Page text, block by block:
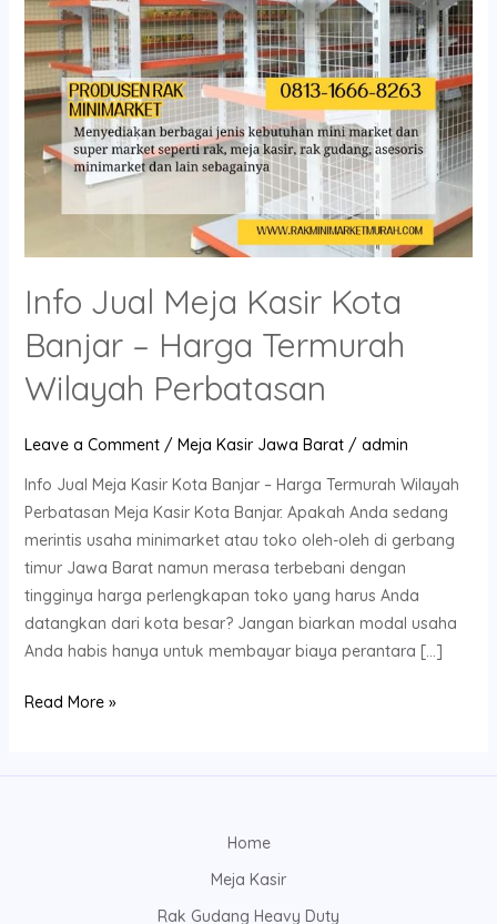
Info Jual Meja Kasir Kota
Banjar – Harga Termurah
Wilayah Perbatasan
Leave a Comment / Meja Kasir Jawa Barat/ admin
Info Jual Meja Kasir Kota Banjar – Harga Termurah Wilayah
Perbatasan Meja Kasir Kota Banjar. Apakah Anda sedang
merintis usaha minimarket atau toko oleh-oleh di gerbang
timur Jawa Barat namun merasa terbebani dengan
tingginya harga perlengkapan toko yang harus Anda
datangkan dari kota besar? Jangan biarkan modal usaha
Anda habis hanya untuk membayar biaya perantara […]
Harga
Termurah
Wilayah
Perbatasan
Read More »
Home
Meja Kasir
Rak Gudang Heavy Duty